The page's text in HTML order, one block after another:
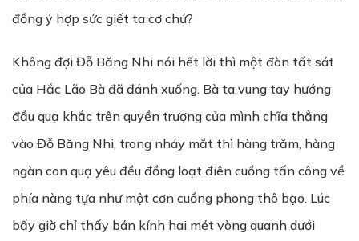
đồng ý hợp sức giết ta cơ chứ?
Không đợi Đỗ Băng Nhi nói hết lời thì một đòn tất sát
của Hắc Lão Bà đã đánh xuống. Bà ta vung tay hướng
đầu quạ khắc trên quyền trượng của mình chĩa thẳng
vào Đỗ Băng Nhi, trong nháy mắt thì hàng trăm, hàng
ngàn con quạ yêu đều đồng loạt điên cuồng tấn công về
phía nàng tựa như một cơn cuồng phong thô bạo. Lúc
bấy giờ chỉ thấy bán kính hai mét vòng quanh dưới